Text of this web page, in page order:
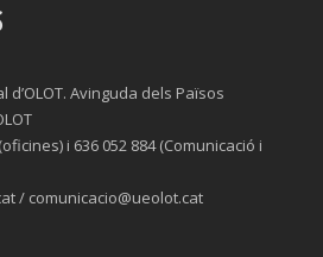
d’OLOT. Avinguda dels Països
i 636 052 884 (Comunicació i
/ comunicacio@ueolot.cat